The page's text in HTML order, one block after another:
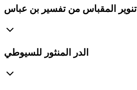
تنوير المقباس من تفسير بن عباس
الدر المنثور للسيوطي